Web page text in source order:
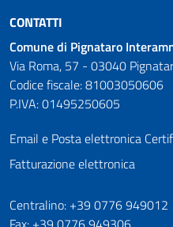
CONTATTI
Comune di Pignataro
Via Roma, 57 - 03040
Codice fiscale: 81003050606
P.IVA: 01495250605
Email e Posta elettronica
Fatturazione elettronica
Numeri utili
Centralino: +39 0776 949012